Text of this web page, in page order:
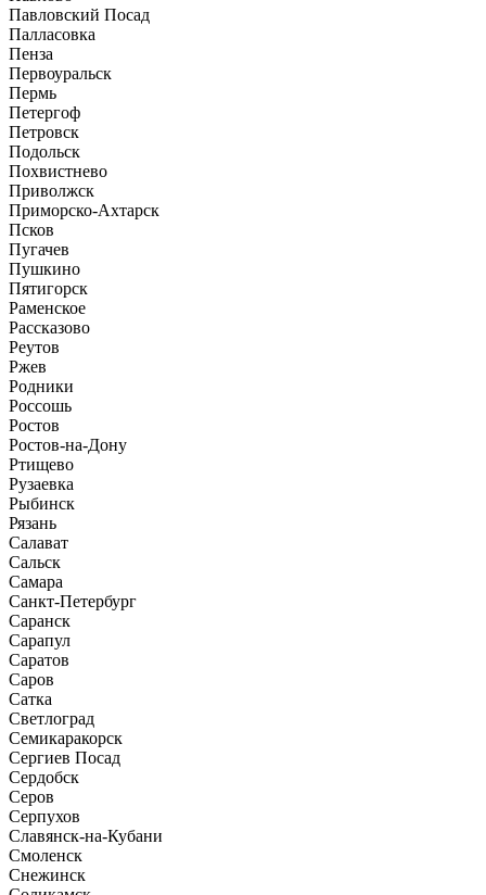
Павловский Посад
Палласовка
Пенза
Первоуральск
Пермь
Петергоф
Петровск
Подольск
Похвистнево
Приволжск
Приморско-Ахтарск
Псков
Пугачев
Пушкино
Пятигорск
Раменское
Рассказово
Реутов
Ржев
Родники
Россошь
Ростов
Ростов-на-Дону
Ртищево
Рузаевка
Рыбинск
Рязань
Салават
Сальск
Самара
Санкт-Петербург
Саранск
Сарапул
Саратов
Саров
Сатка
Светлоград
Семикаракорск
Сергиев Посад
Сердобск
Серов
Серпухов
Славянск-на-Кубани
Смоленск
Снежинск